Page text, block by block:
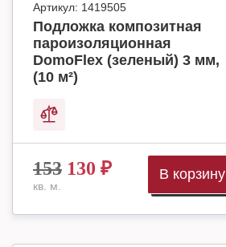
Артикул: 1419505
Подложка композитная
пароизоляционная
DomoFlex (зеленый) 3 мм,
(10 м²)
153 130 ₽
кв. м.
В корзину